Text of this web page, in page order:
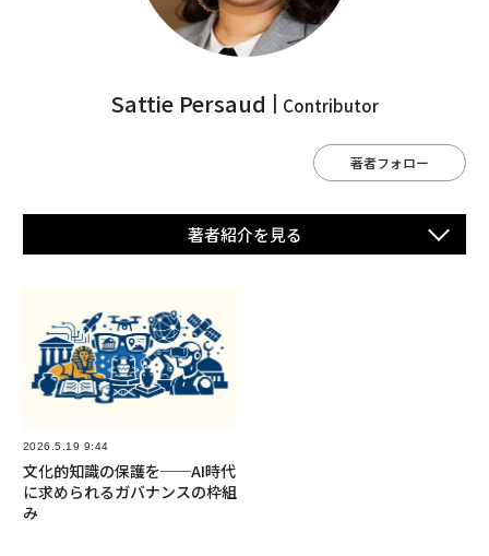
Sattie Persaud Contributor
著者フォロー
著者紹介を⾒る
2026.5.19 9:44
文化的知識の保護を──AI時代
に求められるガバナンスの枠組
み